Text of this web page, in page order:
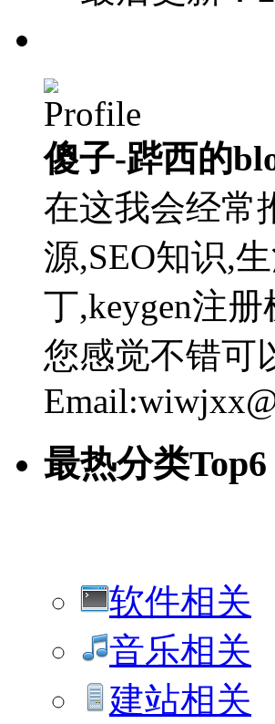
傻子-跸西的
在这我会经常
源,SEO知识,
丁,keygen注
您感觉不错可
最热分类Top6
软件相关
音乐相关
建站相关